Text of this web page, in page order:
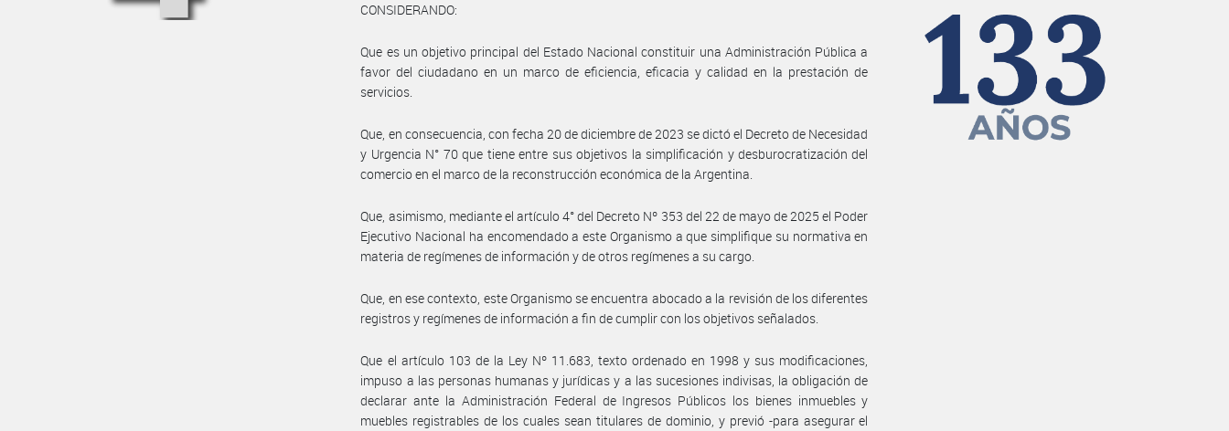
CONSIDERANDO:
Que es un objetivo principal del Estado Nacional constituir una Administración Pública a
favor del ciudadano en un marco de eficiencia, eficacia y calidad en la prestación de
servicios.
Que, en consecuencia, con fecha 20 de diciembre de 2023 se dictó el Decreto de Necesidad
y Urgencia N° 70 que tiene entre sus objetivos la simplificación y desburocratización del
comercio en el marco de la reconstrucción económica de la Argentina.
Que, asimismo, mediante el artículo 4° del Decreto Nº 353 del 22 de mayo de 2025 el Poder
Ejecutivo Nacional ha encomendado a este Organismo a que simplifique su normativa en
materia de regímenes de información y de otros regímenes a su cargo.
Que, en ese contexto, este Organismo se encuentra abocado a la revisión de los diferentes
registros y regímenes de información a fin de cumplir con los objetivos señalados.
Que el artículo 103 de la Ley Nº 11.683, texto ordenado en 1998 y sus modificaciones,
impuso a las personas humanas y jurídicas y a las sucesiones indivisas, la obligación de
declarar ante la Administración Federal de Ingresos Públicos los bienes inmuebles y
muebles registrables de los cuales sean titulares de dominio, y previó -para asegurar el